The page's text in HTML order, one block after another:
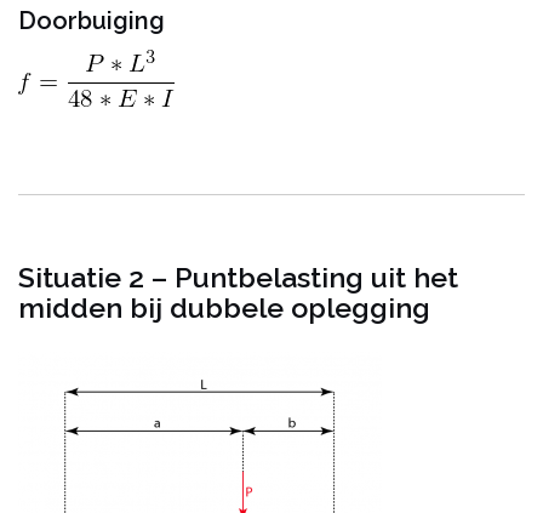
Doorbuiging
Situatie 2 – Puntbelasting uit het
midden bij dubbele oplegging